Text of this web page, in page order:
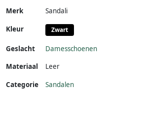
Merk Sandali
Kleur Zwart
Geslacht
Damesschoenen
Materiaal
Leer
Categorie Sandalen